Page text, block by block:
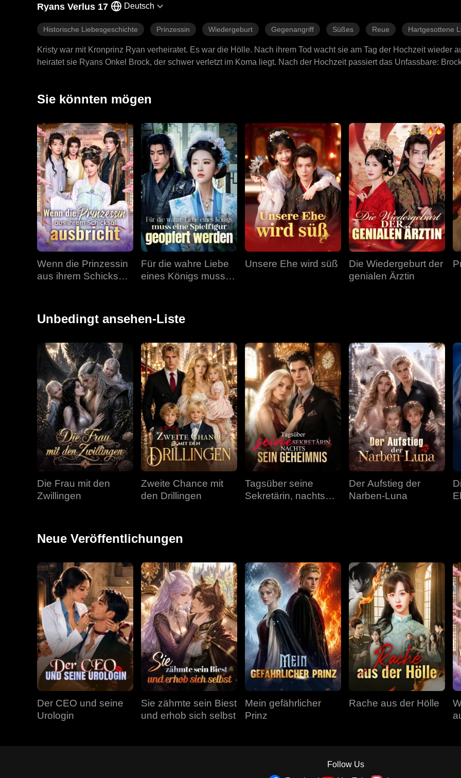
Ryans Verlus 17 Deutsch
Historische Liebesgeschichte Prinzessin Wiedergeburt Gegenangriff Süßes Reue Hartgesottene
Kristy war mit Kronprinz Ryan verheiratet. Es war die Hölle. Nach ihrem Tod wacht sie am Tag der Hochzeit wieder
heiratet sie Ryans Onkel Brock, der schwer verletzt im Koma liegt. Nach der Hochzeit passiert das Unfassbare:
Sie könnten mögen
Wenn die Prinzessin
aus ihrem Schicksal
Für die wahre Liebe
eines Königs muss
Unsere Ehe wird süß
Die Wiedergeburt der
genialen Ärztin
Unbedingt ansehen-Liste
Die Frau mit den
Zwillingen
Zweite Chance mit
den Drillingen
Tagsüber seine
Sekretärin, nachts
Der Aufstieg der
Narben-Luna
Neue Veröffentlichungen
Der CEO und seine
Urologin
Sie zähmte sein Biest
und erhob sich selbst
Mein gefährlicher
Prinz
Rache aus der Hölle
Follow Us